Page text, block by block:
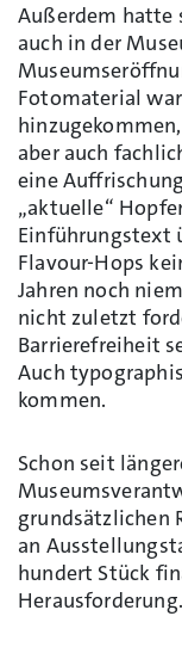
Außerdem hatte
auch in der
Fotomaterial
aber auch
eine
„aktuelle“
Einführungstext
Flavour-Hops
Jahren noch
nicht zuletzt
Barrierefreiheit
Auch
kommen.
Schon seit
grundsätzlichen
an
hundert Stück
Herausforderung.